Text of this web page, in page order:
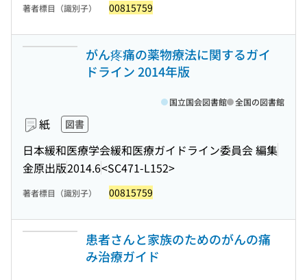
著者標目（識別子） 00815759
がん疼痛の薬物療法に関するガイ
ドライン 2014年版
紙 図書
日本緩和医療学会緩和医療ガイドライン委員会 編集
金原出版2014.6<SC471-L152>
国立国会図書館 全国の図書館
著者標目（識別子） 00815759
患者さんと家族のためのがんの痛
み治療ガイド